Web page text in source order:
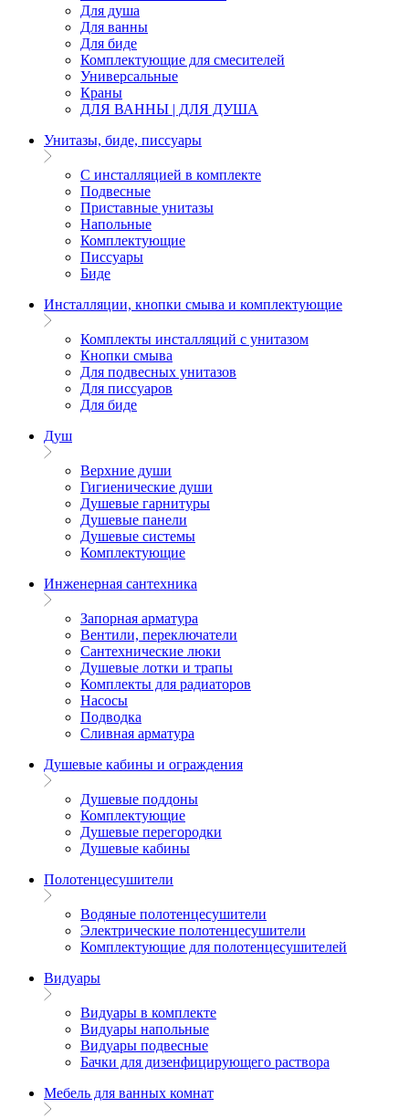
Для душа
Для ванны
Для биде
Комплектующие для смесителей
Универсальные
Краны
ДЛЯ ВАННЫ | ДЛЯ ДУША
Унитазы, биде, писсуары
С инсталляцией в комплекте
Подвесные
Приставные унитазы
Напольные
Комплектующие
Писсуары
Биде
Инсталляции, кнопки смыва и комплектующие
Комплекты инсталляций с унитазом
Кнопки смыва
Для подвесных унитазов
Для писсуаров
Для биде
Душ
Верхние души
Гигиенические души
Душевые гарнитуры
Душевые панели
Душевые системы
Комплектующие
Инженерная сантехника
Запорная арматура
Вентили, переключатели
Сантехнические люки
Душевые лотки и трапы
Комплекты для радиаторов
Насосы
Подводка
Сливная арматура
Душевые кабины и ограждения
Душевые поддоны
Комплектующие
Душевые перегородки
Душевые кабины
Полотенцесушители
Водяные полотенцесушители
Электрические полотенцесушители
Комплектующие для полотенцесушителей
Видуары
Видуары в комплекте
Видуары напольные
Видуары подвесные
Бачки для дизенфицирующего раствора
Мебель для ванных комнат